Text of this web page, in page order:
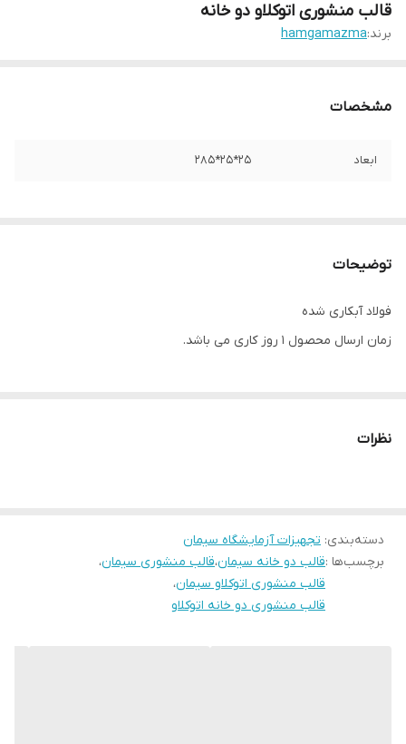
قالب منشوری اتوکلاو دو خانه
برند:hamgamazma
مشخصات
ابعاد 25*25*285
توضیحات
فولاد آبکاری شده
زمان ارسال محصول 1 روز کاری می باشد.
نظرات
دسته‌بندی: تجهیزات آزمایشگاه سیمان
برچسب‌ها :قالب دو خانه سیمان،قالب منشوری سیمان،
قالب منشوری اتوکلاو سیمان،
قالب منشوری دو خانه اتوکلاو